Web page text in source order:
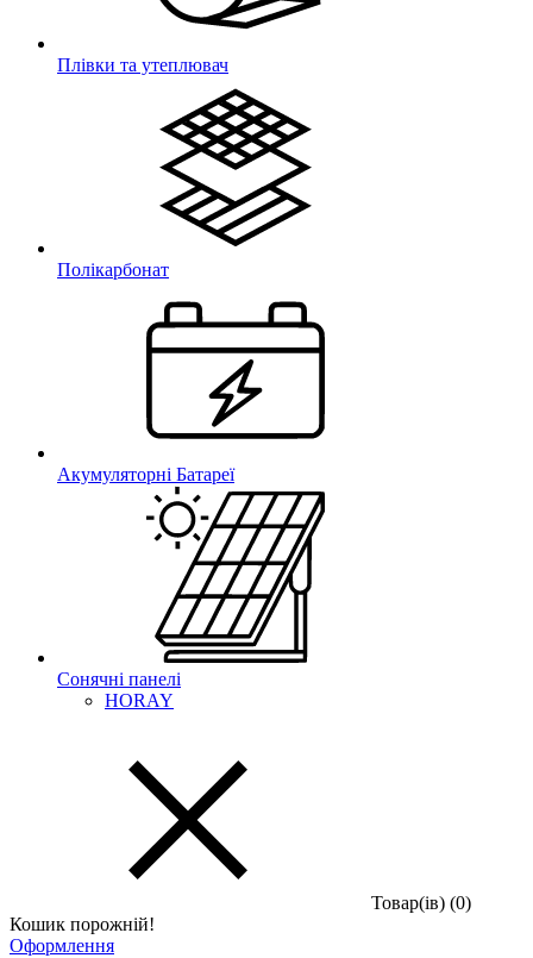
Плівки та утеплювач
Полікарбонат
Акумуляторні Батареї
Сонячні панелі
HORAY
Товар(iв) (0)
Кошик порожній!
Оформлення